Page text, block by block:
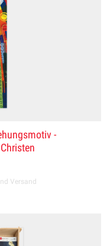
-
Versand